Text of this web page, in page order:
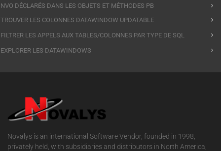
NVO DÉCLARÉS DANS LES OBJETS ET MÉTHODES PB
TROUVER LES COLONNES DATAWINDOW UPDATABLE
FILTRER LES APPELS AUX TABLES/COLONNES PAR TYPE DE SQL
EXPLORER LES DATAWINDOWS
Novalys is an international Software Vendor, founded in 1998,
privately held, with subsidiaries and distributors in North America,